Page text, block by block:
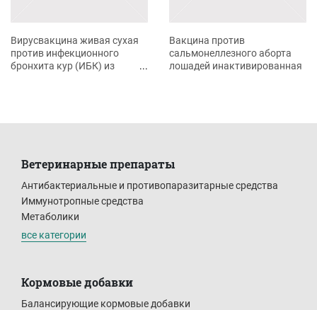
Вирусвакцина живая сухая
против инфекционного
бронхита кур (ИБК) из
Вакцина против
сальмонеллезного аборта
лошадей инактивированная
Ветеринарные препараты
Антибактериальные и противопаразитарные средства
Иммунотропные средства
Метаболики
все категории
Кормовые добавки
Балансирующие кормовые добавки